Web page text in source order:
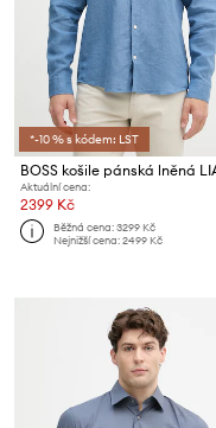
*-10 % s kódem: LST
BOSS košile pánská lněná
Aktuální cena:
2399 Kč
Běžná cena:3299 Kč
Nejnižší cena:2499 Kč